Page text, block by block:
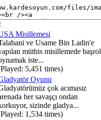
Misillemesi
ve Usame Bin Ladin'e
müthis misillemede başrol
iste...
5,451 times)
Oyunu
çok acımasız
her savaşçı ondan
sizinde gladya...
1,534 times)